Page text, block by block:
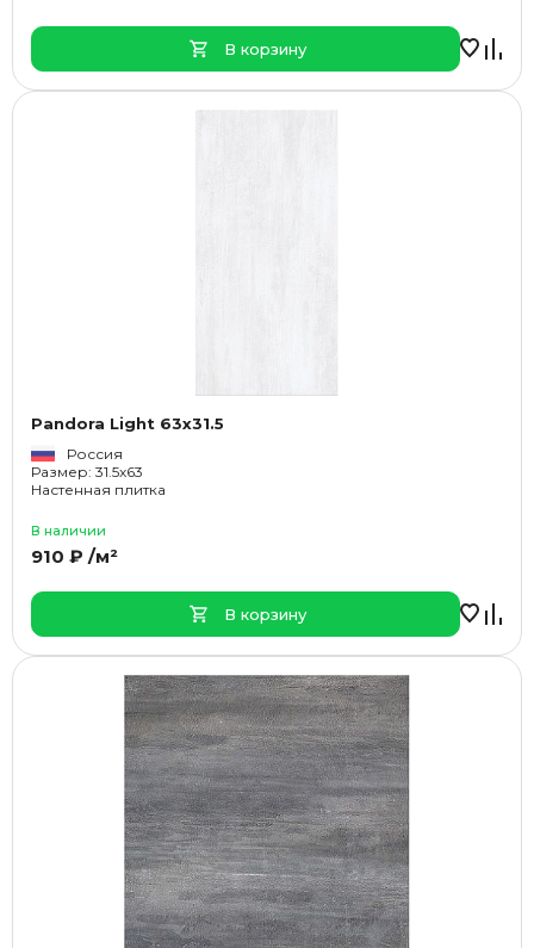
В корзину
Pandora Light 63x31.5
Россия
Размер: 31.5x63
Настенная плитка
В наличии
910 ₽ /м²
В корзину